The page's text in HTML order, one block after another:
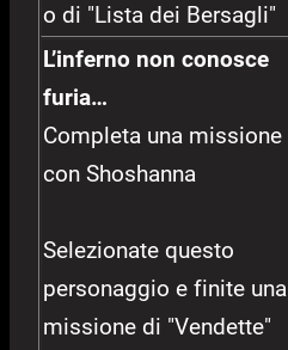
o di "Lista dei Bersagli"
L’inferno non conosce
furia…
Completa una missione
con Shoshanna
Selezionate questo
personaggio e finite una
missione di "Vendette"